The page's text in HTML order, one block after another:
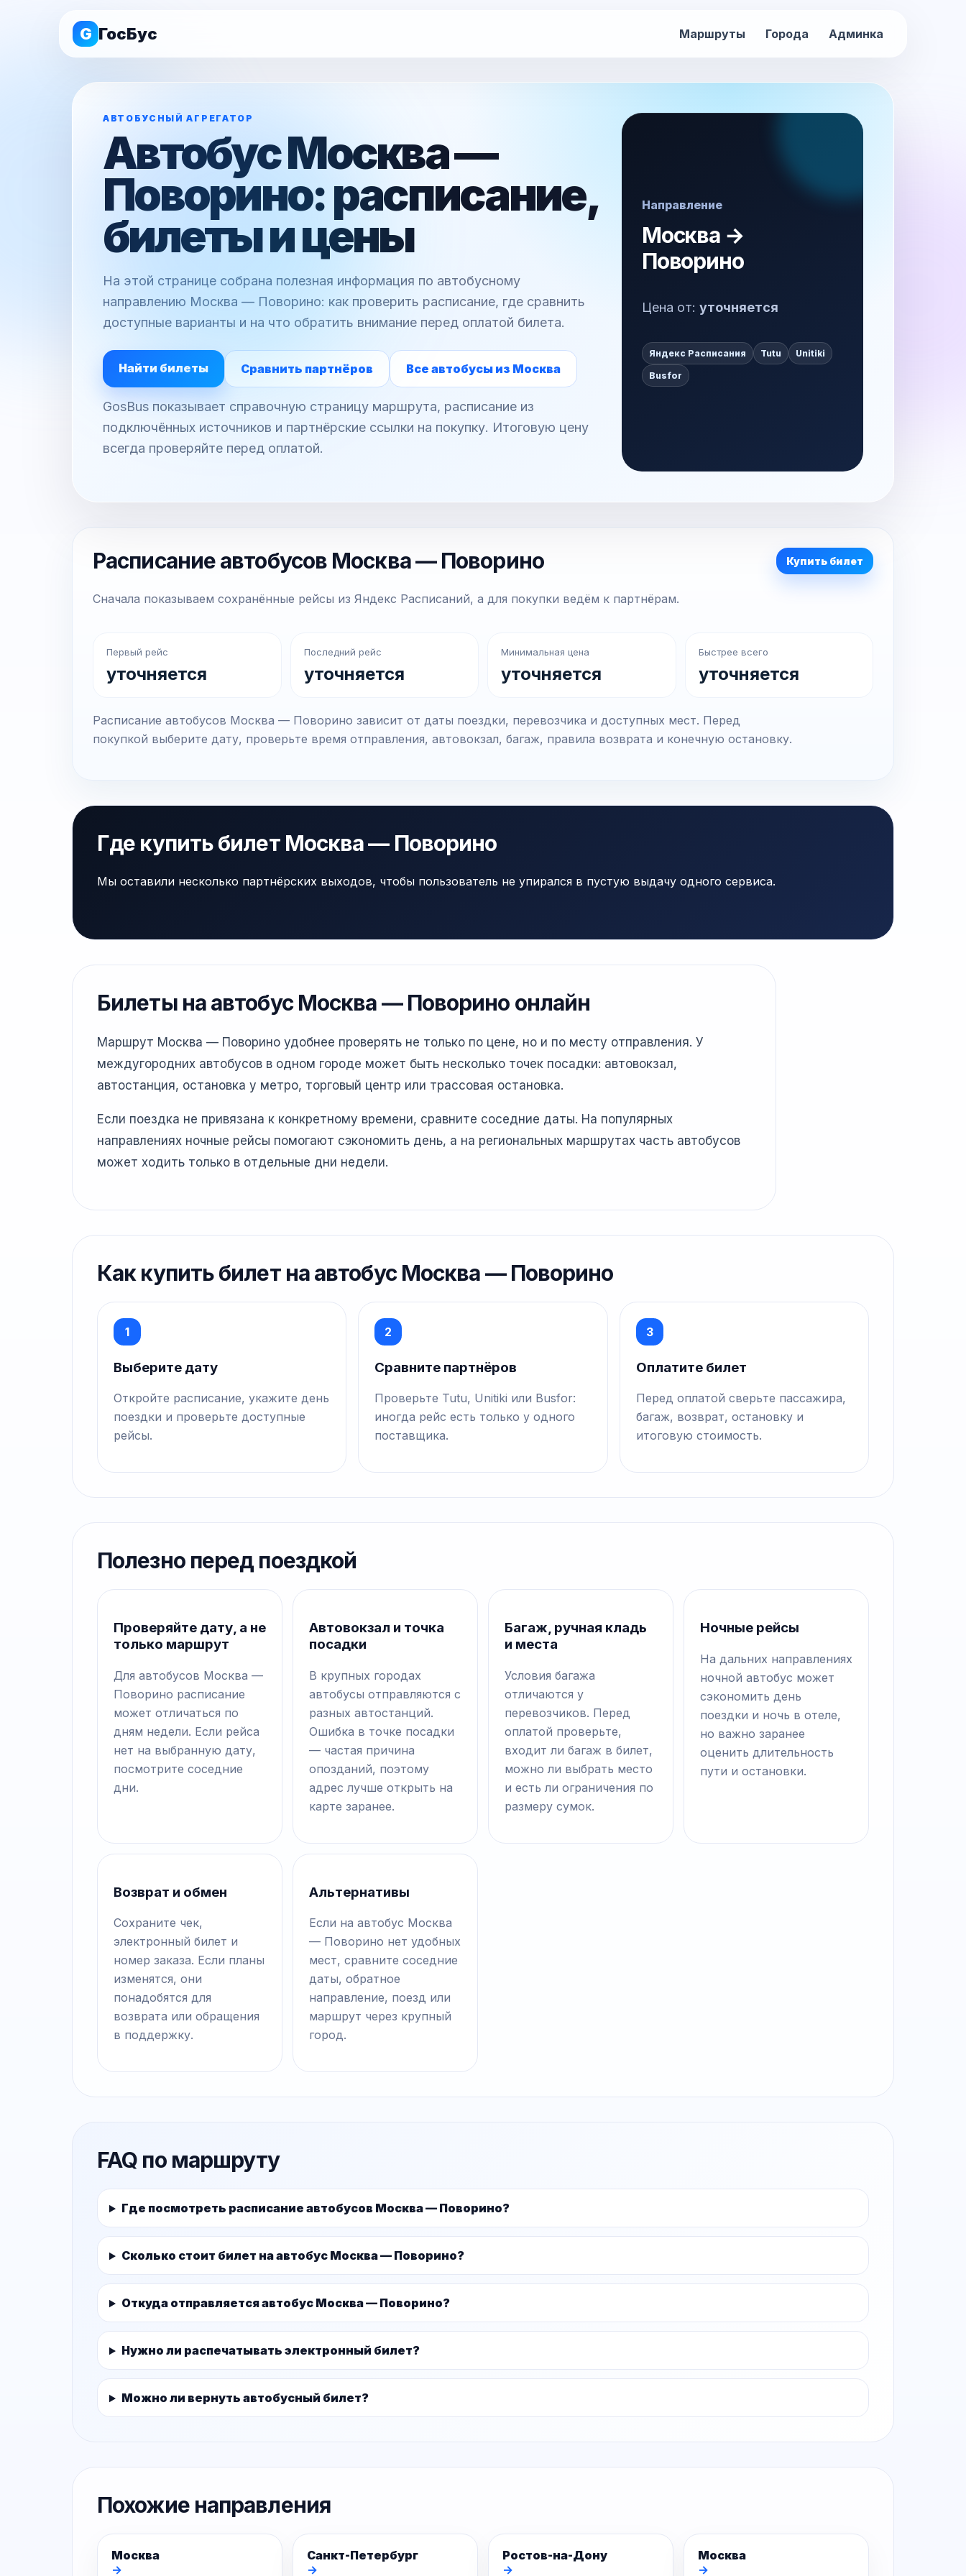
G ГосБус Маршруты Города Админка
АВТОБУСНЫЙ АГРЕГАТОР
Автобус Москва —
Поворино: расписание,
билеты и цены
На этой странице собрана полезная информация по автобусному
направлению Москва — Поворино: как проверить расписание, где сравнить
доступные варианты и на что обратить внимание перед оплатой билета.
Найти билеты Сравнить партнёров Все автобусы из Москва
GosBus показывает справочную страницу маршрута, расписание из
подключённых источников и партнёрские ссылки на покупку. Итоговую цену
всегда проверяйте перед оплатой.
Направление
Москва →
Поворино
Цена от: уточняется
Яндекс Расписания Tutu Unitiki
Busfor
Расписание автобусов Москва — Поворино
Сначала показываем сохранённые рейсы из Яндекс Расписаний, а для покупки ведём к партнёрам.
Купить билет
Первый рейс
уточняется
Последний рейс
уточняется
Минимальная цена
уточняется
Быстрее всего
уточняется
Расписание автобусов Москва — Поворино зависит от даты поездки, перевозчика и доступных мест. Перед
покупкой выберите дату, проверьте время отправления, автовокзал, багаж, правила возврата и конечную остановку.
Где купить билет Москва — Поворино
Мы оставили несколько партнёрских выходов, чтобы пользователь не упирался в пустую выдачу одного сервиса.
Билеты на автобус Москва — Поворино онлайн
Маршрут Москва — Поворино удобнее проверять не только по цене, но и по месту отправления. У
междугородних автобусов в одном городе может быть несколько точек посадки: автовокзал,
автостанция, остановка у метро, торговый центр или трассовая остановка.
Если поездка не привязана к конкретному времени, сравните соседние даты. На популярных
направлениях ночные рейсы помогают сэкономить день, а на региональных маршрутах часть автобусов
может ходить только в отдельные дни недели.
Как купить билет на автобус Москва — Поворино
1
Выберите дату
Откройте расписание, укажите день
поездки и проверьте доступные
рейсы.
2
Сравните партнёров
Проверьте Tutu, Unitiki или Busfor:
иногда рейс есть только у одного
поставщика.
3
Оплатите билет
Перед оплатой сверьте пассажира,
багаж, возврат, остановку и
итоговую стоимость.
Полезно перед поездкой
Проверяйте дату, а не
только маршрут
Для автобусов Москва —
Поворино расписание
может отличаться по
дням недели. Если рейса
нет на выбранную дату,
посмотрите соседние
дни.
Автовокзал и точка
посадки
В крупных городах
автобусы отправляются с
разных автостанций.
Ошибка в точке посадки
— частая причина
опозданий, поэтому
адрес лучше открыть на
карте заранее.
Багаж, ручная кладь
и места
Условия багажа
отличаются у
перевозчиков. Перед
оплатой проверьте,
входит ли багаж в билет,
можно ли выбрать место
и есть ли ограничения по
размеру сумок.
Ночные рейсы
На дальних направлениях
ночной автобус может
сэкономить день
поездки и ночь в отеле,
но важно заранее
оценить длительность
пути и остановки.
Возврат и обмен
Сохраните чек,
электронный билет и
номер заказа. Если планы
изменятся, они
понадобятся для
возврата или обращения
в поддержку.
Альтернативы
Если на автобус Москва
— Поворино нет удобных
мест, сравните соседние
даты, обратное
направление, поезд или
маршрут через крупный
город.
FAQ по маршруту
Где посмотреть расписание автобусов Москва — Поворино?
Сколько стоит билет на автобус Москва — Поворино?
Откуда отправляется автобус Москва — Поворино?
Нужно ли распечатывать электронный билет?
Можно ли вернуть автобусный билет?
Похожие направления
Москва
→
Санкт-Петербург
→
Ростов-на-Дону
→
Москва
→